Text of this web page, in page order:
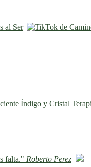
Índigo y Cristal
falta." Roberto Perez